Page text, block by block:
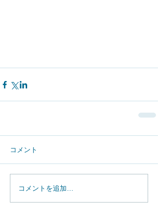
コメント
コメントを追加…